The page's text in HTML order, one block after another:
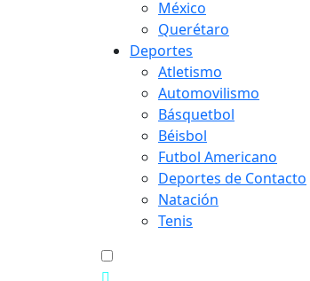
México
Querétaro
Deportes
Atletismo
Automovilismo
Básquetbol
Béisbol
Futbol Americano
Deportes de Contacto
Natación
Tenis